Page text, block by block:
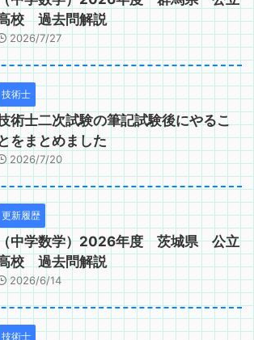
校 過去問解説
2026/7/27
技術士
術士二次試験の筆記試験後にやるこ
をまとめました
2026/7/20
更新履歴
中学数学）2026年度 茨城県 公立
校 過去問解説
2026/6/14
技術士